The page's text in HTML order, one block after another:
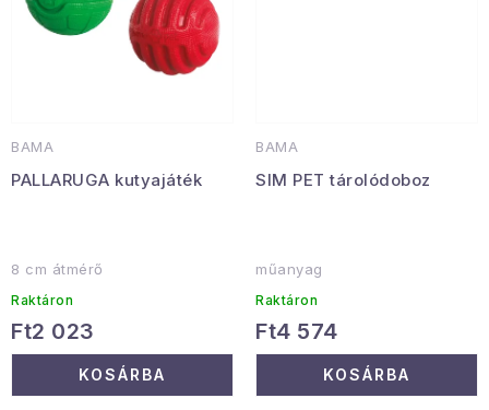
BAMA
PALLARUGA kutyajáték
8 cm átmérő
Raktáron
Ft2 023
KOSÁRBA
BAMA
SIM PET tárolódoboz
műanyag
Raktáron
Ft4 574
KOSÁRBA